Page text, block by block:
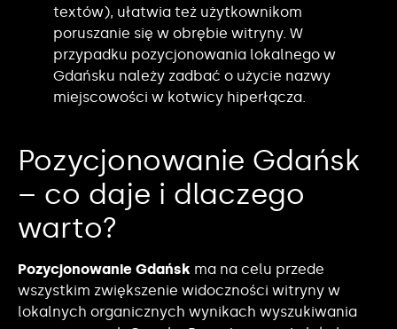
textów), ułatwia też użytkownikom
poruszanie się w obrębie witryny. W
przypadku pozycjonowania lokalnego w
Gdańsku należy zadbać o użycie nazwy
miejscowości w kotwicy hiperłącza.
Pozycjonowanie Gdańsk
– co daje i dlaczego
warto?
Pozycjonowanie Gdańsk ma na celu przede
wszystkim zwiększenie widoczności witryny w
lokalnych organicznych wynikach wyszukiwania